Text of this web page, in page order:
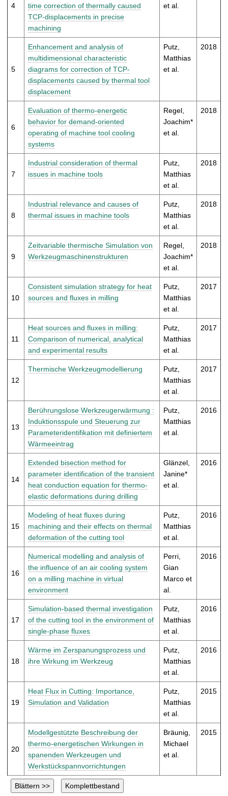
4
time correction of thermally caused
TCP-displacements in precise
machining
et al.
5
Enhancement and analysis of
multidimensional characteristic
diagrams for correction of TCP-
displacements caused by thermal tool
displacement
Putz,
Matthias
et al.
2018
6
Evaluation of thermo-energetic
behavior for demand-oriented
operating of machine tool cooling
systems
Regel,
Joachim*
et al.
2018
7
Industrial consideration of thermal
issues in machine tools
Putz,
Matthias
et al.
2018
8
Industrial relevance and causes of
thermal issues in machine tools
Putz,
Matthias
et al.
2018
9
Zeitvariable thermische Simulation von
Werkzeugmaschinenstrukturen
Regel,
Joachim*
et al.
2018
10
Consistent simulation strategy for heat
sources and fluxes in milling
Putz,
Matthias
et al.
2017
11
Heat sources and fluxes in milling:
Comparison of numerical, analytical
and experimental results
Putz,
Matthias
et al.
2017
12
Thermische Werkzeugmodellierung
Putz,
Matthias
et al.
2017
13
Berührungslose Werkzeugerwärmung :
Induktionsspule und Steuerung zur
Parameteridentifikation mit definiertem
Wärmeeintrag
Putz,
Matthias
et al.
2016
14
Extended bisection method for
parameter identification of the transient
heat conduction equation for thermo-
elastic deformations during drilling
Glänzel,
Janine*
et al.
2016
15
Modeling of heat fluxes during
machining and their effects on thermal
deformation of the cutting tool
Putz,
Matthias
et al.
2016
16
Numerical modelling and analysis of
the influence of an air cooling system
on a milling machine in virtual
environment
Perri,
Gian
Marco et
al.
2016
17
Simulation-based thermal investigation
of the cutting tool in the environment of
single-phase fluxes
Putz,
Matthias
et al.
2016
18
Wärme im Zerspanungsprozess und
ihre Wirkung im Werkzeug
Putz,
Matthias
et al.
2016
19
Heat Flux in Cutting: Importance,
Simulation and Validation
Putz,
Matthias
et al.
2015
20
Modellgestützte Beschreibung der
thermo-energetischen Wirkungen in
spanenden Werkzeugen und
Werkstückspannvorrichtungen
Bräunig,
Michael
et al.
2015